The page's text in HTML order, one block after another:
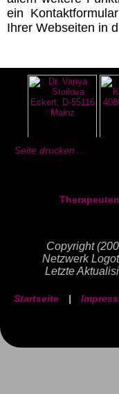
ein
Ihrer Webseiten in
Seite drucken ...
Copyright
Netzwerk
Letzte
Startseite |